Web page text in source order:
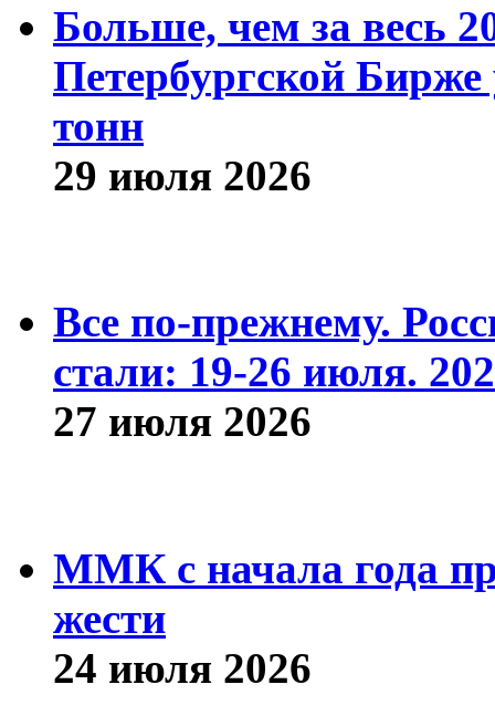
Больше, чем за весь
Петербургской
тонн
29 июля 2026
Все по-прежнему.
стали: 19-26 июля.
27 июля 2026
ММК с начала года
жести
24 июля 2026